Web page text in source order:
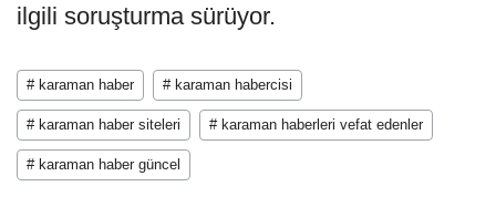
ilgili soruşturma sürüyor.
# karaman haber # karaman habercisi
# karaman haber siteleri # karaman haberleri vefat edenler
# karaman haber güncel